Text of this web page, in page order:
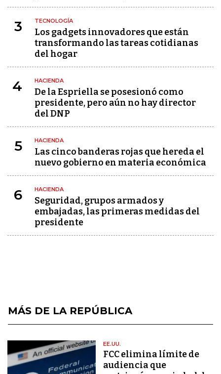
3 TECNOLOGÍA
Los gadgets innovadores que están
transformando las tareas cotidianas
del hogar
4 HACIENDA
De la Espriella se posesionó como
presidente, pero aún no hay director
del DNP
5 HACIENDA
Las cinco banderas rojas que hereda el
nuevo gobierno en materia económica
6 HACIENDA
Seguridad, grupos armados y
embajadas, las primeras medidas del
presidente
MÁS DE LA REPÚBLICA
EE.UU.
FCC elimina límite de
audiencia que